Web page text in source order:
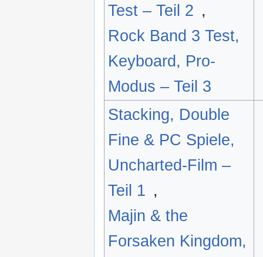
Test – Teil 2 ,
Rock Band 3 Test,
Keyboard, Pro-
Modus – Teil 3
Stacking, Double
Fine & PC Spiele,
Uncharted-Film –
Teil 1 ,
Majin & the
Forsaken Kingdom,